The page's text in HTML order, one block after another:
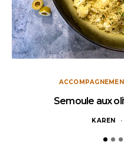
Semoule aux
KAREN